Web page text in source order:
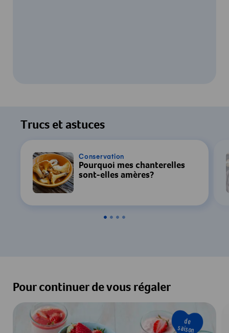
consentement au traitement des données
par YouTube est requis. Pour plus de
confidentialité
Accepter & Afficher
Trucs et astuces
Conservation
Pourquoi mes chanterelles
sont-elles amères?
Pour continuer de vous régaler
de
saison